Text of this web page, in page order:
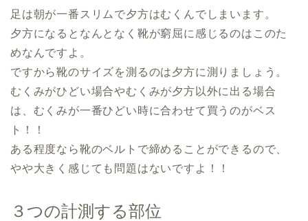
足は朝が一番スリムで夕方はむくんでしまいます。
夕方になるとなんとなく靴が窮屈に感じるのはこのた
めなんですよ。
ですから靴のサイズを測るのは夕方に測りましょう。
むくみがひどい場合やむくみが夕方以外に出る場合
は、むくみが一番ひどい時に合わせて買うのがベス
ト！！
ある程度なら靴のベルトで締めることができるので、
やや大きく感じても問題はないですよ！！
３つの計測する部位